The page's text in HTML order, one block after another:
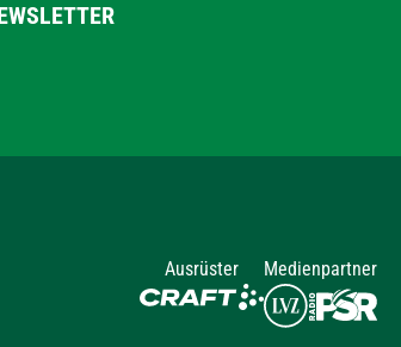
Ausrüster
Medienpartner